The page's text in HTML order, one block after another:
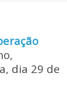
dia 29 de